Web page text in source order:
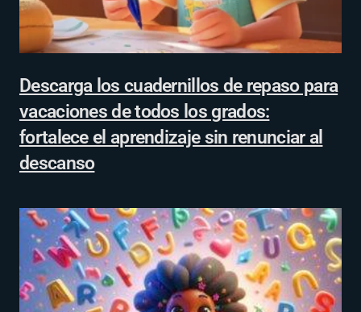
Descarga los cuadernillos de repaso para
vacaciones de todos los grados:
fortalece el aprendizaje sin renunciar al
descanso